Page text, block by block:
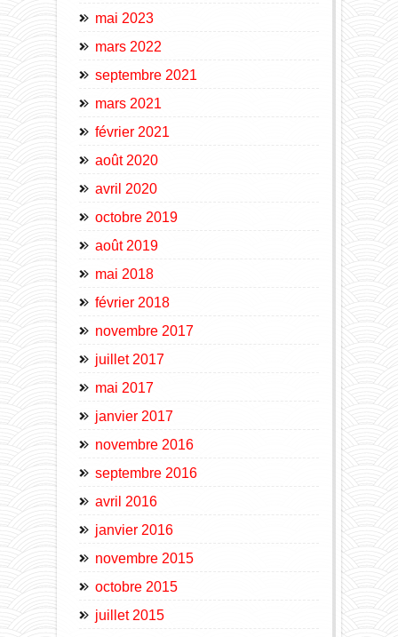
mai 2023
mars 2022
septembre 2021
mars 2021
février 2021
août 2020
avril 2020
octobre 2019
août 2019
mai 2018
février 2018
novembre 2017
juillet 2017
mai 2017
janvier 2017
novembre 2016
septembre 2016
avril 2016
janvier 2016
novembre 2015
octobre 2015
juillet 2015